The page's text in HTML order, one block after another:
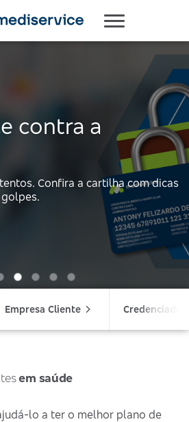
contra a
Confira a cartilha com dicas
Empresa Cliente Credenciado
em saúde
lo a ter o melhor plano de